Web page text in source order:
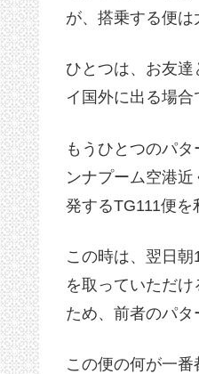
が、搭乗する便は
ひとつは、お友
イ国外に出る場合
もうひとつのパ
ンナプーム空港
発するTG111便を
この時は、翌日
を取っていただ
ため、前者のパタ
この便の何が一